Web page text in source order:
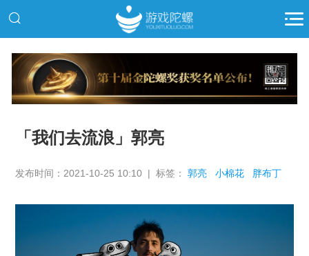
推广
「我们去流浪」郭亮
发布时间：2021-10-25 10:10 | 标签：郭亮 小棉花 胖布丁